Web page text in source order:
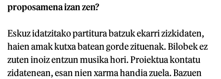
proposamena izan zen?
Eskuz idatzitako partitura batzuk ekarri zizkidaten,
haien amak kutxa batean gorde zituenak. Bilobek ez
zuten inoiz entzun musika hori. Proiektua kontatu
zidatenean, esan nien xarma handia zuela. Bazuen